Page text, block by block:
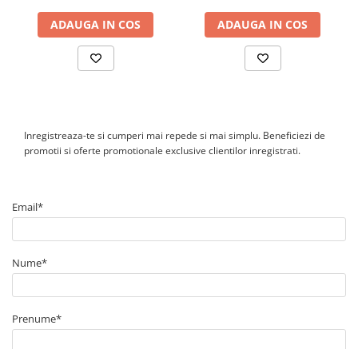
AFCI pentru detectarea arcurilor electrice.
Poate fi montat la exterior?
Da. Carcasa are grad de protectie IP65 si rezistenta la coroziune
C5, insa locul de montaj trebuie ales si pregatit conform
instructiunilor tehnice si cerintelor locale de instalare.
ADAUGA IN COS ADAUGA IN COS
Inregistreaza-te si cumperi mai repede si mai simplu. Beneficiezi de
promotii si oferte promotionale exclusive clientilor inregistrati.
Email*
Nume*
Prenume*